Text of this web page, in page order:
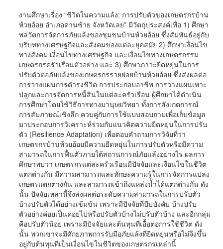
งานศึกษาเรื่อง “ชีวิตในความแล้ง: การปรับตัวของเกษตรกรบ้าน
ห้วยอ้อย อำเภอด่านซ้าย จังหวัดเลย” มีวัตถุประสงค์เพื่อ 1) ศึกษา
พลวัตการจัดการภัยแล้งของชุมชนบ้านห้วยอ้อย ซึ่งสัมพันธ์อยู่กับ
บริบททางเศรษฐกิจและสังคมของแต่ละยุคสมัย 2) ศึกษาเงื่อนไข
ทางสังคม เงื่อนไขทางเศรษฐกิจ และเงื่อนไขทางเกษตรกรรม
เกษตรกรครัวเรือนตัวอย่าง และ 3) ศึกษาภาวะยืดหยุ่นในการ
ปรับตัวต่อภัยแล้งของเกษตรกรรายย่อยบ้านห้วยอ้อย ซึ่งส่งผลต่อ
การวางแผนการดำรงชีวิต การประกอบอาชีพ การวางแผนเพาะ
ปลูกและการจัดการหนี้สินในแต่ละครัวเรือน ผู้ศึกษาได้ดำเนิน
การศึกษาโดยใช้วิธีการทางมานุษยวิทยา ทั้งการสังเกตการณ์
การสัมภาษณ์เชิงลึก ควบคู่กับการใช้แบบสอบถามเพื่อเก็บข้อมูล
มาประกอบการวิเคราะห์ร่วมกับแนวคิดความยืดหยุ่นในการปรับ
ตัว (Resilience Adaptation) เพื่อตอบคำถามการวิจัยที่ว่า
เกษตรกรบ้านห้วยอ้อยมีความยืดหยุ่นในการปรับตัวหรือมีความ
สามารถในการฟื้นตัวภายใต้สถานการณ์ภัยแล้งอย่างไร ผลการ
ศึกษาพบว่า เกษตรกรแต่ละครัวเรือนมีปัจจัยและเงื่อนไขในชีวิต
แตกต่างกัน มีความสามารถและทักษะความรู้ในการจัดการแปลง
เกษตรแตกต่างกัน และสามารถเข้าถึงแหล่งน้ำได้แตกต่างกัน ดัง
นั้น ปัจจัยเหล่านี้จึงส่งผลต่อระดับความสามารถในการปรับตัว
บ้างปรับตัวได้อย่างเข้มข้น เพราะมีปัจจัยที่บีบบังคับ บ้างปรับ
ตัวอย่างค่อยเป็นค่อยไปหรือปรับตัวบ้างไม่ปรับตัวบ้าง และอีกกลุ่ม
คือปรับตัวน้อย เพราะมีปัจจัยและต้นทุนที่เอื้อต่อการใช้ชีวิต ดัง
นั้น พวกเขาจะมีศักยภาพการรับมือภัยแล้งที่ยืดหยุ่นหรือไม่จึงขึ้น
อยู่กับต้นทุนที่เป็นเงื่อนไขในชีวิตของเกษตรกรเหล่านี้